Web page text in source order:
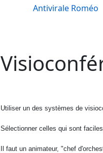
Antivirale Roméo
Utiliser un des systèmes de
Sélectionner celles qui sont
Il faut un animateur, "chef